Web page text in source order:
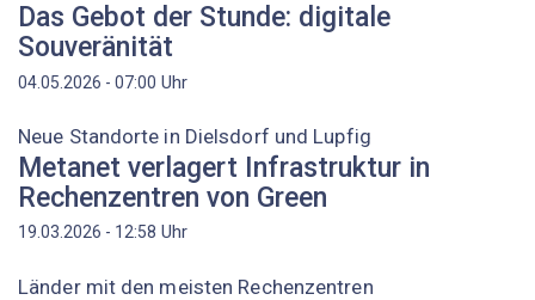
Das Gebot der Stunde: digitale
Souveränität
04.05.2026 - 07:00 Uhr
Neue Standorte in Dielsdorf und Lupfig
Metanet verlagert Infrastruktur in
Rechenzentren von Green
19.03.2026 - 12:58 Uhr
Länder mit den meisten Rechenzentren